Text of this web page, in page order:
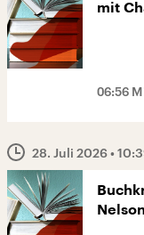
mit
06:56
28. Juli 2026•
Nelson